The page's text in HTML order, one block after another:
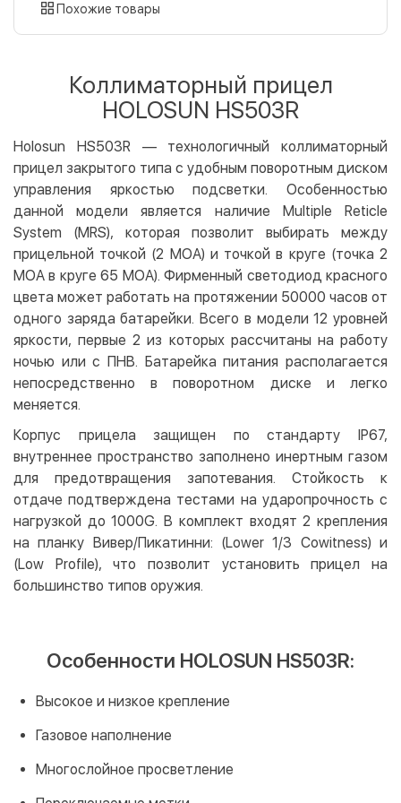
картой
LiqPay
Google Pay
Безналичный расчет
Оплата на карту юр.лица
Оплата на счет юр.лица
Бесплатно
Кредит
Мгновенная рассрочка (Приватбанк)
Оплата частями (Приватбанк)
Покупка частями (Монобанк)
Похожие товары
Коллиматорный прицел
HOLOSUN HS503R
Holosun HS503R — технологичный коллиматорный
прицел закрытого типа с удобным поворотным диском
управления яркостью подсветки. Особенностью
данной модели является наличие Multiple Reticle
System (MRS), которая позволит выбирать между
прицельной точкой (2 МОА) и точкой в круге (точка 2
МОА в круге 65 МОА). Фирменный светодиод красного
цвета может работать на протяжении 50000 часов от
одного заряда батарейки. Всего в модели 12 уровней
яркости, первые 2 из которых рассчитаны на работу
ночью или с ПНВ. Батарейка питания располагается
непосредственно в поворотном диске и легко
меняется.
Корпус прицела защищен по стандарту IP67,
внутреннее пространство заполнено инертным газом
для предотвращения запотевания. Стойкость к
отдаче подтверждена тестами на ударопрочность с
нагрузкой до 1000G. В комплект входят 2 крепления
на планку Вивер/Пикатинни: (Lower 1/3 Cowitness) и
(Low Profile), что позволит установить прицел на
большинство типов оружия.
Особенности HOLOSUN HS503R:
Высокое и низкое крепление
Газовое наполнение
Многослойное просветление